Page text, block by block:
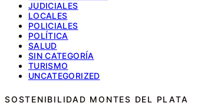
JUDICIALES
LOCALES
POLICIALES
POLÍTICA
SALUD
SIN CATEGORÍA
TURISMO
UNCATEGORIZED
SOSTENIBILIDAD MONTES DEL PLATA